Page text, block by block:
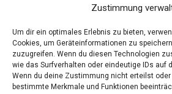
Zustimmung
Um dir ein optimales Erlebnis zu bieten,
Cookies, um Geräteinformationen zu
zuzugreifen. Wenn du diesen Technologien
wie das Surfverhalten oder eindeutige IDs auf
Wenn du deine Zustimmung nicht erteilst
bestimmte Merkmale und Funktionen
Poseidon
ART:IG KÜNSTLER ,LIMITIERTE EDITION,
€270,00